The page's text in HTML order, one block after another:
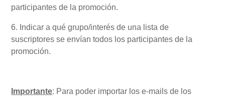
participantes de la promoción.
6. Indicar a qué grupo/interés de una lista de
suscriptores se envían todos los participantes de la
promoción.
Importante: Para poder importar los e-mails de los